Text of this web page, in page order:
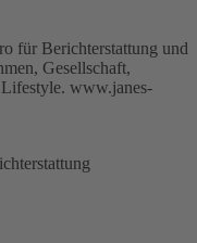
für Berichterstattung und
Gesellschaft,
www.janes-